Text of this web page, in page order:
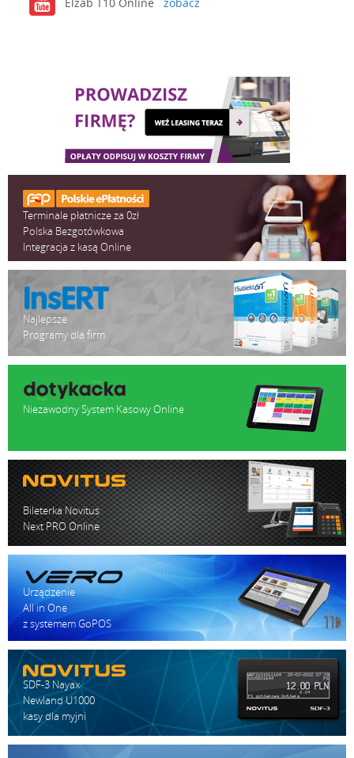
Terminale płatnicze za 0zł
Polska Bezgotówkowa
Integracja z kasą Online
Najlepsze
Programy dla firm
Niezawodny System Kasowy Online
Bileterka Novitus
Next PRO Online
Urządzenie
All in One
z systemem GoPOS
SDF-3 Nayax
Newland U1000
kasy dla myjni